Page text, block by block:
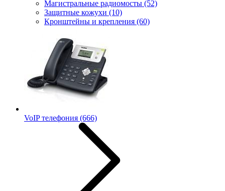
Магистральные радиомосты (52)
Защитные кожухи (10)
Кронштейны и крепления (60)
VoIP телефония (666)